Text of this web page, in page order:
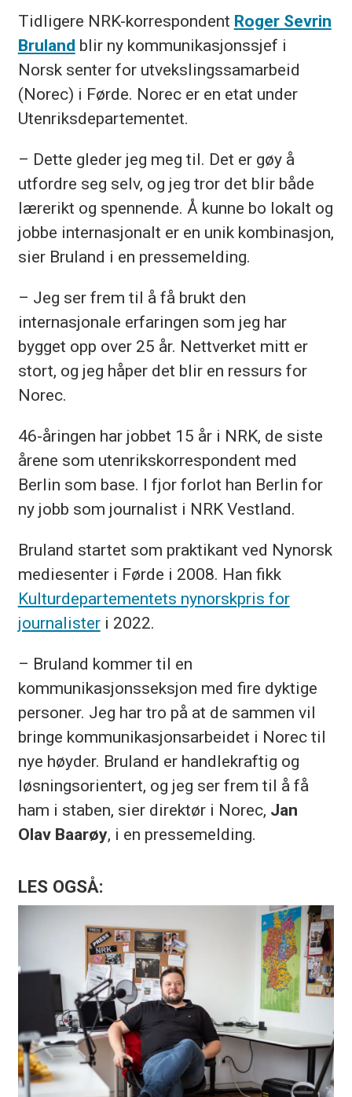
Tidligere NRK-korrespondent Roger Sevrin
Bruland blir ny kommunikasjonssjef i
Norsk senter for utvekslingssamarbeid
(Norec) i Førde. Norec er en etat under
Utenriksdepartementet.
– Dette gleder jeg meg til. Det er gøy å
utfordre seg selv, og jeg tror det blir både
lærerikt og spennende. Å kunne bo lokalt og
jobbe internasjonalt er en unik kombinasjon,
sier Bruland i en pressemelding.
– Jeg ser frem til å få brukt den
internasjonale erfaringen som jeg har
bygget opp over 25 år. Nettverket mitt er
stort, og jeg håper det blir en ressurs for
Norec.
46-åringen har jobbet 15 år i NRK, de siste
årene som utenrikskorrespondent med
Berlin som base. I fjor forlot han Berlin for
ny jobb som journalist i NRK Vestland.
Bruland startet som praktikant ved Nynorsk
mediesenter i Førde i 2008. Han fikk
Kulturdepartementets nynorskpris for
journalisteri 2022.
– Bruland kommer til en
kommunikasjonsseksjon med fire dyktige
personer. Jeg har tro på at de sammen vil
bringe kommunikasjonsarbeidet i Norec til
nye høyder. Bruland er handlekraftig og
løsningsorientert, og jeg ser frem til å få
ham i staben, sier direktør i Norec, Jan
Olav Baarøy, i en pressemelding.
LES OGSÅ: